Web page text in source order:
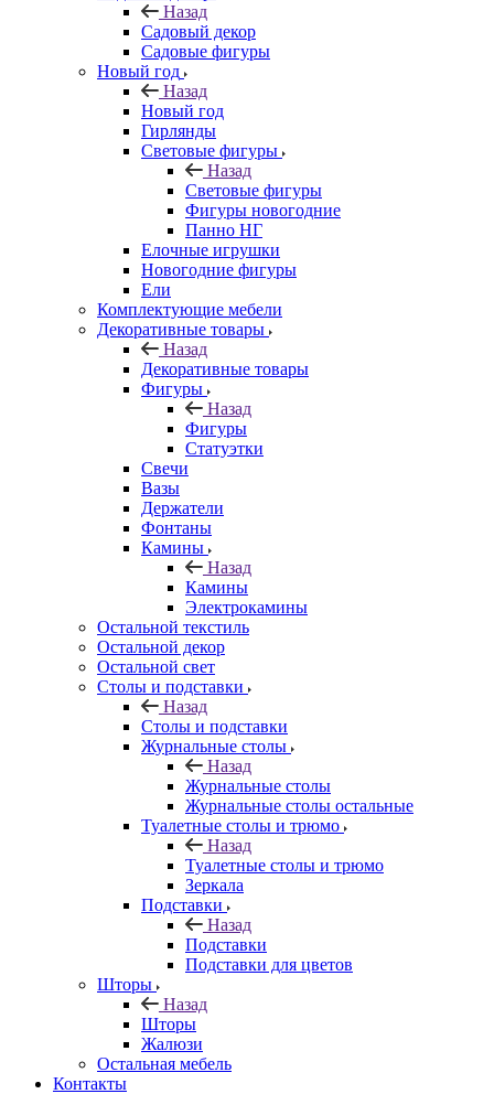
Назад
Садовый декор
Садовые фигуры
Новый год
Назад
Новый год
Гирлянды
Световые фигуры
Назад
Световые фигуры
Фигуры новогодние
Панно НГ
Елочные игрушки
Новогодние фигуры
Ели
Комплектующие мебели
Декоративные товары
Назад
Декоративные товары
Фигуры
Назад
Фигуры
Статуэтки
Свечи
Вазы
Держатели
Фонтаны
Камины
Назад
Камины
Электрокамины
Остальной текстиль
Остальной декор
Остальной свет
Столы и подставки
Назад
Столы и подставки
Журнальные столы
Назад
Журнальные столы
Журнальные столы остальные
Туалетные столы и трюмо
Назад
Туалетные столы и трюмо
Зеркала
Подставки
Назад
Подставки
Подставки для цветов
Шторы
Назад
Шторы
Жалюзи
Остальная мебель
Контакты